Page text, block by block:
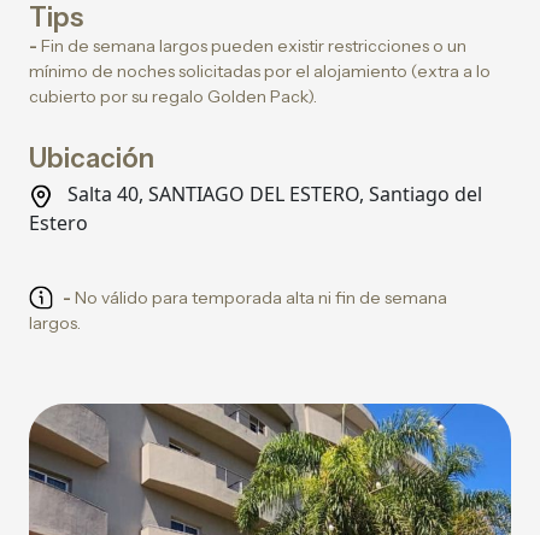
Tips
- Fin de semana largos pueden existir restricciones o un
mínimo de noches solicitadas por el alojamiento (extra a lo
cubierto por su regalo Golden Pack).
Ubicación
Salta 40, SANTIAGO DEL ESTERO, Santiago del
Estero
- No válido para temporada alta ni fin de semana
largos.